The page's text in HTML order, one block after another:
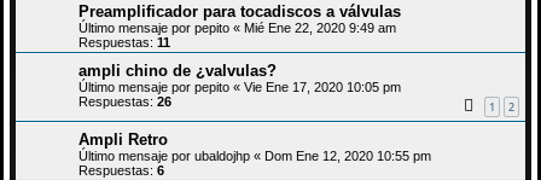
Preamplificador para tocadiscos a válvulas
Último mensaje por pepito « Mié Ene 22, 2020 9:49 am
Respuestas: 11
ampli chino de ¿valvulas?
Último mensaje por pepito « Vie Ene 17, 2020 10:05 pm
Respuestas: 26 1 2
Ampli Retro
Último mensaje por ubaldojhp « Dom Ene 12, 2020 10:55 pm
Respuestas: 6